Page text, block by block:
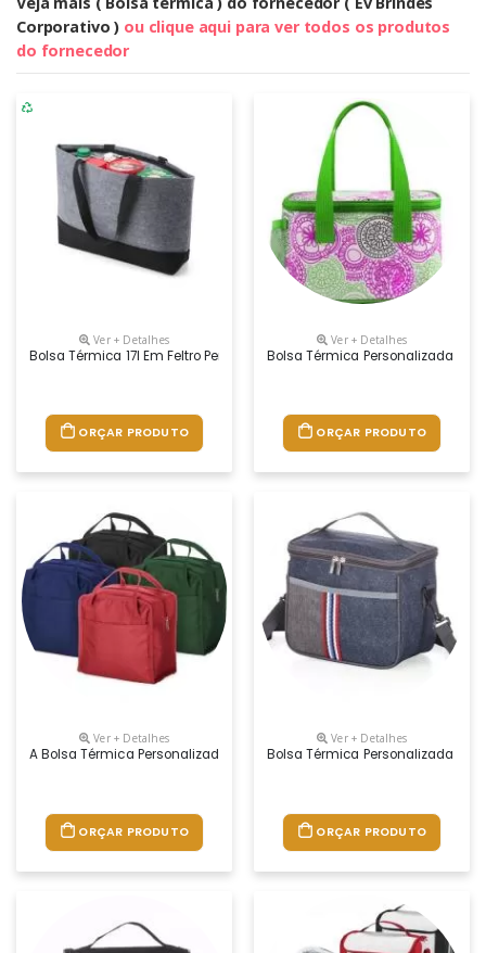
Corporativo ) ou clique aqui para ver todos os produtos
do fornecedor
Ver + Detalhes
Bolsa Térmica 17l Em Feltro Personalizada – Fabricação Própria A
ORÇAR PRODUTO
Ver + Detalhes
Bolsa Térmica Personalizada Em
ORÇAR PRODUTO
Ver + Detalhes
A Bolsa Térmica Personalizada 7,3 Litros É A Escolha Ideal Para
ORÇAR PRODUTO
Ver + Detalhes
Bolsa Térmica Personalizada 7,3
ORÇAR PRODUTO